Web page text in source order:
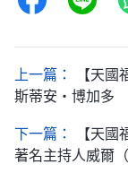
上一篇：
【天
斯蒂安・博加多
下一篇：
【天
著名主持人威爾